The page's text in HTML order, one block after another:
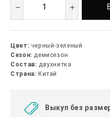
Цвет: черный-зеленый
Сезон: демисезон
Состав: двухнитка
Страна: Китай
Выкуп без